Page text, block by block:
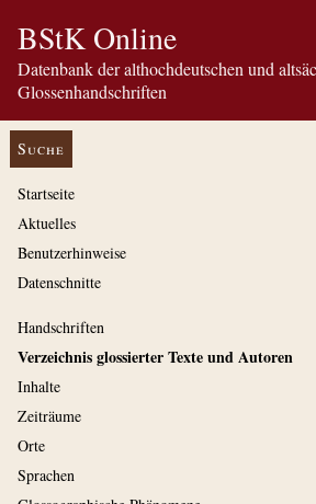
BStK Online
Datenbank der althochdeutschen und
Glossenhandschriften
Suche
Startseite
Aktuelles
Benutzerhinweise
Datenschnitte
Handschriften
Verzeichnis glossierter Texte und Autoren
Inhalte
Zeiträume
Orte
Sprachen